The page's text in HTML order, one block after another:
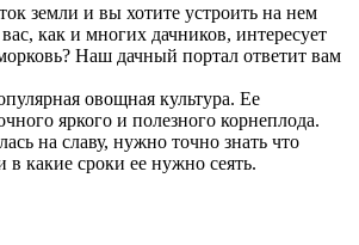
земли и вы хотите устроить на нем
как и многих дачников, интересует
Наш дачный портал ответит вам
овощная культура. Ее
яркого и полезного корнеплода.
на славу, нужно точно знать что
в какие сроки ее нужно сеять.